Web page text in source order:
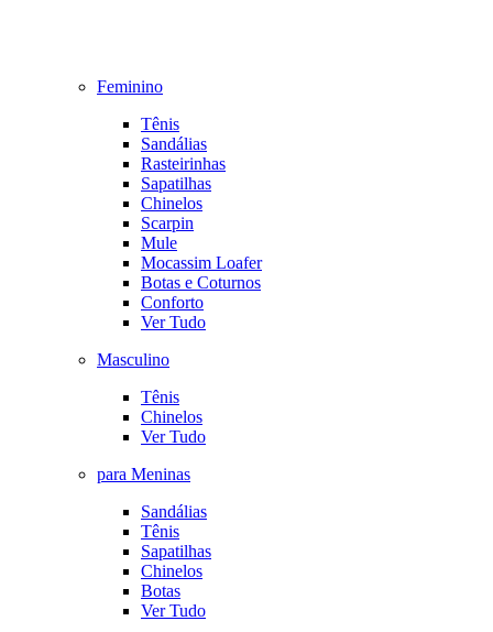
Feminino
Tênis
Sandálias
Rasteirinhas
Sapatilhas
Chinelos
Scarpin
Mule
Mocassim Loafer
Botas e Coturnos
Conforto
Ver Tudo
Masculino
Tênis
Chinelos
Ver Tudo
para Meninas
Sandálias
Tênis
Sapatilhas
Chinelos
Botas
Ver Tudo